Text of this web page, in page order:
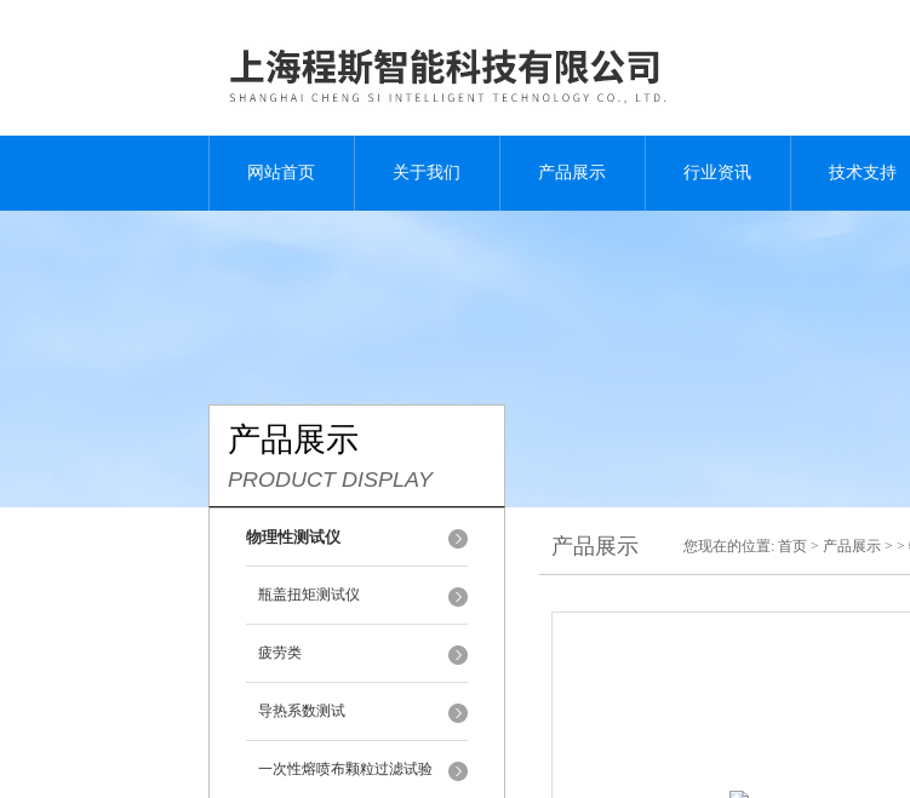
网站首页 关于我们 产品展示 行业资讯 技术支持
产品展示
PRODUCT DISPLAY
物理性测试仪
瓶盖扭矩测试仪
疲劳类
导热系数测试
一次性熔喷布颗粒过滤试验
产品展示 您现在的位置: 首页 > 产品展示 > >